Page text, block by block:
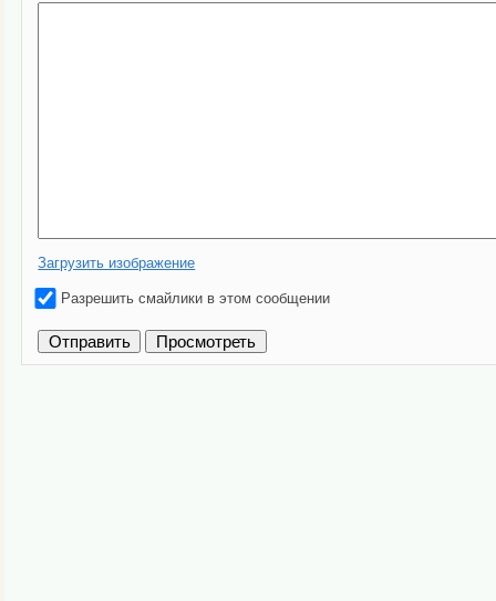
Загрузить изображение
Разрешить смайлики в этом сообщении